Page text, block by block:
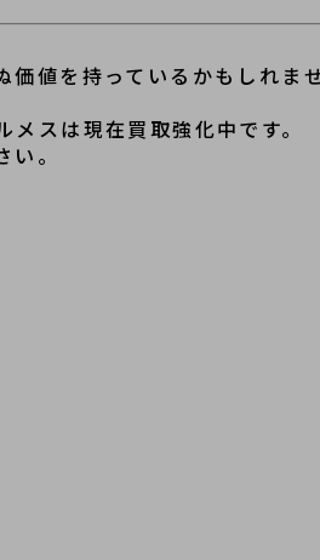
価値を持っているかもしれま
スは現在買取強化中です。
。